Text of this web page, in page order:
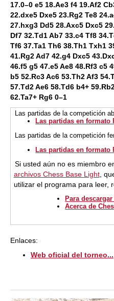
17.0–0 e5 18.Ae3 f4 19.Af2
22.dxe5 Dxe5 23.Rg2 Te8
27.hxg3 Dd5 28.Axc5 Dxc5
Df7 32.Td1 Ab7 33.c4 Tf8
Tf6 37.Ta1 Th6 38.Th1 Txh1
41.Rg2 Ad7 42.g4 Dxc5
46.f5 g5 47.e5 Ae8 48.Rf3 c5
b5 52.Rc3 Ac6 53.Th2 Af3
57.Td2 Ae6 58.Td6 b4+
62.Ta7+ Rg6 0–1
Las partidas de la competición
Las partidas en formato
Las partidas de la competición
Las partidas en formato
Si usted aún no es miembro
archivos Chess Base Light,
utilizar el programa para leer,
Para
Acerca de
Enlaces:
Web oficial del torneo...